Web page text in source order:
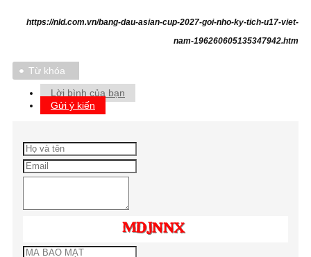
https://nld.com.vn/bang-dau-asian-cup-2027-goi-nho-ky-tich-u17-viet-
nam-196260605135347942.htm
Từ khóa
Lời bình của bạn
Gửi ý kiến